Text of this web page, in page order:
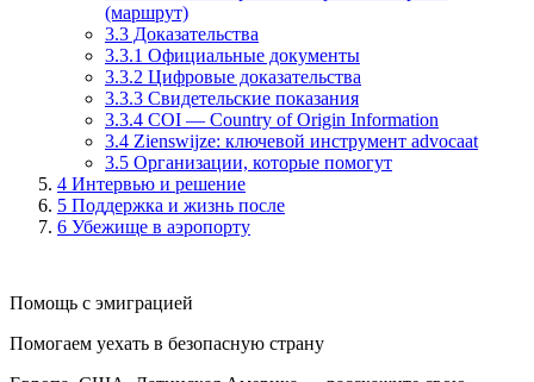
(маршрут)
3.3 Доказательства
3.3.1 Официальные документы
3.3.2 Цифровые доказательства
3.3.3 Свидетельские показания
3.3.4 COI — Country of Origin Information
3.4 Zienswijze: ключевой инструмент advocaat
3.5 Организации, которые помогут
4 Интервью и решение
5 Поддержка и жизнь после
6 Убежище в аэропорту
Помощь с эмиграцией
Помогаем уехать в безопасную страну